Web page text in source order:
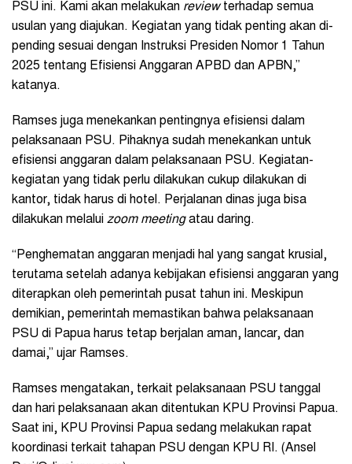
PSU ini. Kami akan melakukan reviewterhadap semua
usulan yang diajukan. Kegiatan yang tidak penting akan di-
pending sesuai dengan Instruksi Presiden Nomor 1 Tahun
2025 tentang Efisiensi Anggaran APBD dan APBN,”
katanya.
Ramses juga menekankan pentingnya efisiensi dalam
pelaksanaan PSU. Pihaknya sudah menekankan untuk
efisiensi anggaran dalam pelaksanaan PSU. Kegiatan-
kegiatan yang tidak perlu dilakukan cukup dilakukan di
kantor, tidak harus di hotel. Perjalanan dinas juga bisa
dilakukan melalui zoom meetingatau daring.
“Penghematan anggaran menjadi hal yang sangat krusial,
terutama setelah adanya kebijakan efisiensi anggaran yang
diterapkan oleh pemerintah pusat tahun ini. Meskipun
demikian, pemerintah memastikan bahwa pelaksanaan
PSU di Papua harus tetap berjalan aman, lancar, dan
damai,” ujar Ramses.
Ramses mengatakan, terkait pelaksanaan PSU tanggal
dan hari pelaksanaan akan ditentukan KPU Provinsi Papua.
Saat ini, KPU Provinsi Papua sedang melakukan rapat
koordinasi terkait tahapan PSU dengan KPU RI. (Ansel